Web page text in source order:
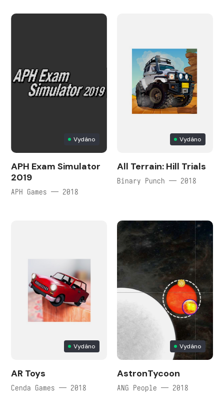
Vydáno
APH Exam Simulator
2019
APH Games — 2018
Vydáno
All Terrain: Hill Trials
Binary Punch — 2018
Vydáno
AR Toys
Cenda Games — 2018
Vydáno
AstronTycoon
ANG People — 2018